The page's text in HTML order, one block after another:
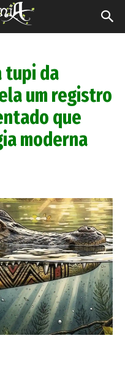
tupi da
um registro
que
moderna